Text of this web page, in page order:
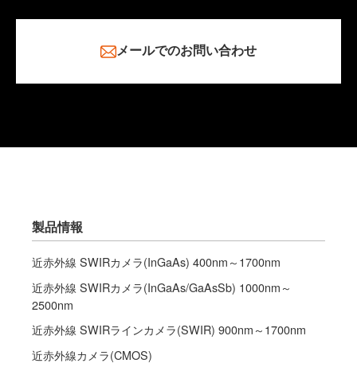
メールでのお問い合わせ
製品情報
近赤外線 SWIRカメラ(InGaAs) 400nm～1700nm
近赤外線 SWIRカメラ(InGaAs/GaAsSb) 1000nm～
2500nm
近赤外線 SWIRラインカメラ(SWIR) 900nm～1700nm
近赤外線カメラ(CMOS)